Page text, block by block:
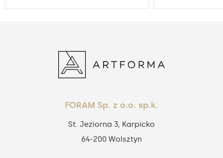
FORAM Sp. z o.o. sp.k.
St. Jeziorna 3, Karpicko
64-200 Wolsztyn